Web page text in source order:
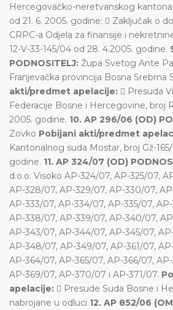
Hercegovačko-neretvanskog
od 21. 6. 2005. godine;  Zaključak o
CRPC-a Odjela za finansije i
12-V-33-145/04 od 28. 4.2005. godine.
PODNOSITELJ: Župa Svetog Ante
Franjevačka provincija Bosna Srebrna
akti/predmet apelacije:  Presuda
Federacije Bosne i Hercegovine, broj
2005. godine. 10. AP 296/06 (OD)
Zovko Pobijani akti/predmet
Kantonalnog suda Mostar, broj Gž-165/
godine. 11. AP 324/07 (OD)
d.o.o. Visoko AP-324/07, AP-325/07,
AP-328/07, AP-329/07, AP-330/07,
AP-333/07, AP-334/07, AP-335/07,
AP-338/07, AP-339/07, AP-340/07,
AP-343/07, AP-344/07, AP-345/07,
AP-348/07, AP-349/07, AP-361/07,
AP-364/07, AP-365/07, AP-366/07,
AP-369/07, AP-370/07 i AP-371/07.
apelacije:  Presude Suda Bosne i
nabrojane u odluci 12. AP 852/06